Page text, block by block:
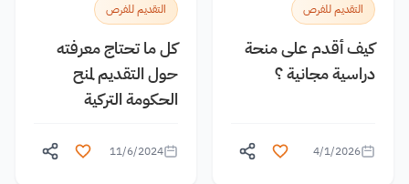
التقديم للفرص
كيف أقدم على منحة
دراسية مجانية ؟
4/1/2026
التقديم للفرص
كل ما تحتاج معرفته
حول التقديم لمنح
الحكومة التركية
11/6/2024